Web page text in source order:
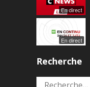
En direct
En direct
Recherche
Rechercher :